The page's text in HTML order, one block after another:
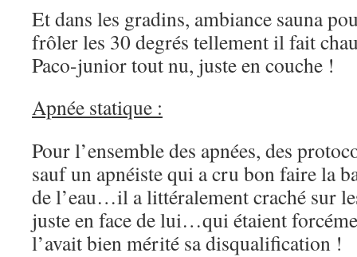
Et dans les gradins, ambiance sauna
frôler les 30 degrés tellement il fait
Paco-junior tout nu, juste en couche !
Apnée statique :
Pour l’ensemble des apnées, des
sauf un apnéiste qui a cru bon faire la
de l’eau…il a littéralement craché sur
juste en face de lui…qui étaient
l’avait bien mérité sa disqualification !